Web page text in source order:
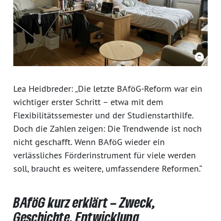
Lea Heidbreder: „Die letzte BAföG-Reform war ein
wichtiger erster Schritt – etwa mit dem
Flexibilitätssemester und der Studienstarthilfe.
Doch die Zahlen zeigen: Die Trendwende ist noch
nicht geschafft. Wenn BAföG wieder ein
verlässliches Förderinstrument für viele werden
soll, braucht es weitere, umfassendere Reformen.“
BAföG kurz erklärt – Zweck,
Geschichte, Entwicklung